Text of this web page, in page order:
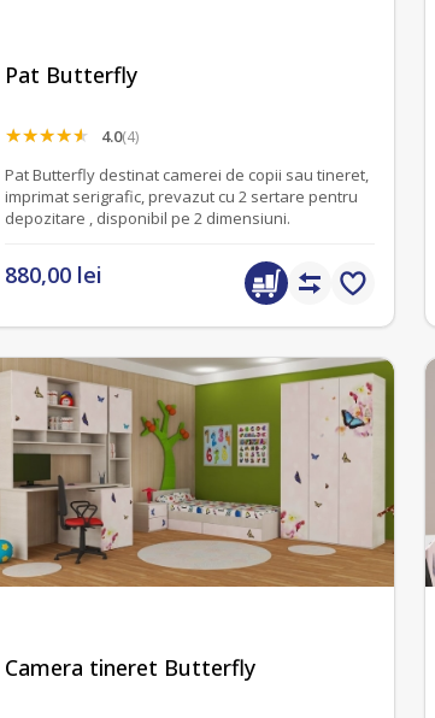
Pat Butterfly
4.0(4)
Pat Butterfly destinat camerei de copii sau tineret,
imprimat serigrafic, prevazut cu 2 sertare pentru
depozitare , disponibil pe 2 dimensiuni.
880,00 lei
Camera tineret Butterfly